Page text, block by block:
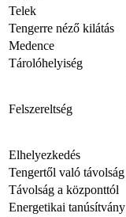
Telek
Tengerre néző kilátás
Medence
Tárolóhelyiség
Felszereltség
Elhelyezkedés
Tengertől való távolság
Távolság a központtól
Energetikai tanúsítvány